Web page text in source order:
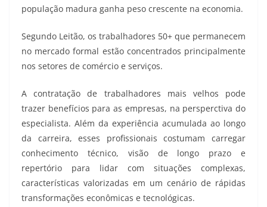
população madura ganha peso crescente na economia.
Segundo Leitão, os trabalhadores 50+ que permanecem
no mercado formal estão concentrados principalmente
nos setores de comércio e serviços.
A contratação de trabalhadores mais velhos pode
trazer benefícios para as empresas, na persperctiva do
especialista. Além da experiência acumulada ao longo
da carreira, esses profissionais costumam carregar
conhecimento técnico, visão de longo prazo e
repertório para lidar com situações complexas,
características valorizadas em um cenário de rápidas
transformações econômicas e tecnológicas.